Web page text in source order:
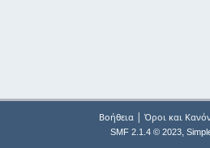
Βοήθεια| Όροι και
SMF 2.1.4 © 2023,